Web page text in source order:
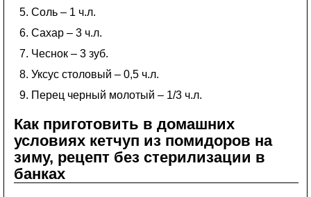
Соль – 1 ч.л.
Сахар – 3 ч.л.
Чеснок – 3 зуб.
Уксус столовый – 0,5 ч.л.
Перец черный молотый – 1/3 ч.л.
Как приготовить в домашних
условиях кетчуп из помидоров на
зиму, рецепт без стерилизации в
банках